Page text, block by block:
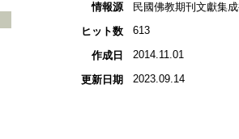
情報源
民國佛教期刊文獻集
ヒット数
613
作成日 2014.11.01
更新日期 2023.09.14